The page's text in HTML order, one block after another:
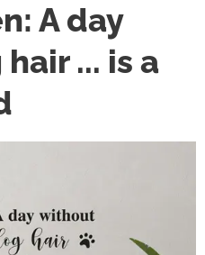
A day
... is a